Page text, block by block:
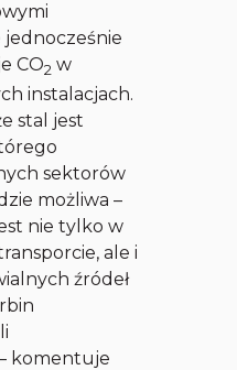
CO2 w
instalacjach.
stal jest
sektorów
możliwa –
nie tylko w
ale i
źródeł
komentuje